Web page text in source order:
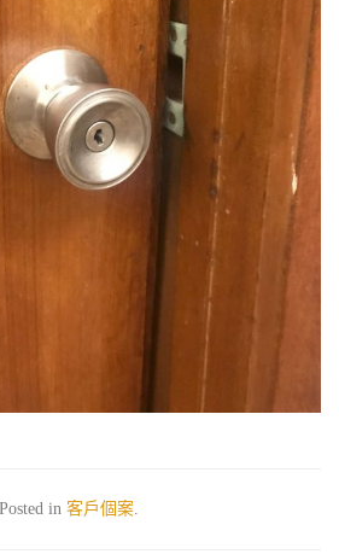
Posted in 客戶個案.